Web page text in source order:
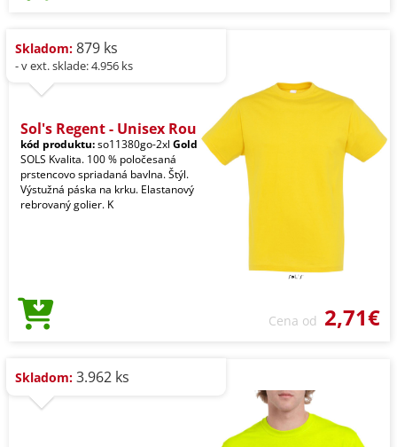
Skladom: 879 ks
- v ext. sklade: 4.956 ks
Sol's Regent - Unisex Rou
kód produktu:so11380go-2xl Gold
SOLS Kvalita. 100 % poločesaná
prstencovo spriadaná bavlna. Štýl.
Výstužná páska na krku. Elastanový
rebrovaný golier. K
Cena od 2,71€
Skladom: 3.962 ks